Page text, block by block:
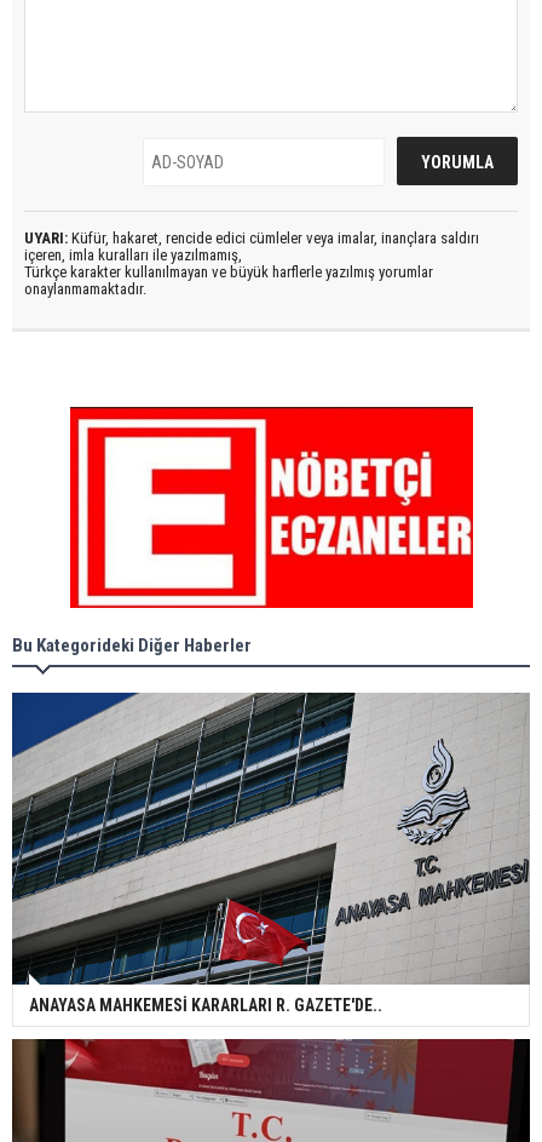
UYARI: Küfür, hakaret, rencide edici cümleler veya imalar, inançlara saldırı
içeren, imla kuralları ile yazılmamış,
Türkçe karakter kullanılmayan ve büyük harflerle yazılmış yorumlar
onaylanmamaktadır.
Bu Kategorideki Diğer Haberler
ANAYASA MAHKEMESİ KARARLARI R. GAZETE'DE..